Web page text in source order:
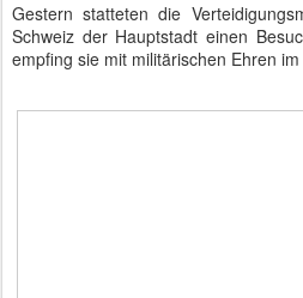
Gestern statteten die
Schweiz der Hauptstadt einen
empfing sie mit militärischen Ehren